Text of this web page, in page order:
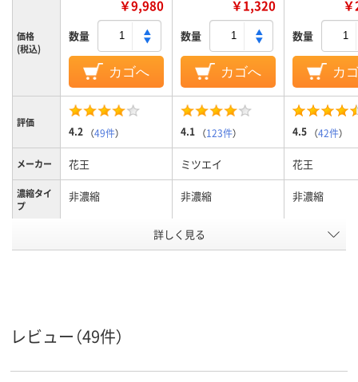
価格
(税込)
￥9,980
数量
カゴへ
￥1,320
数量
カゴへ
数量
カ
評価
4.2 （49件） 4.1 （123件） 4.5 （42件）
メーカー 花王 ミツエイ 花王
濃縮タイ
プ
非濃縮 非濃縮 非濃縮
液体
アスクル
スコア
詳しく見る
レビュー（49件）